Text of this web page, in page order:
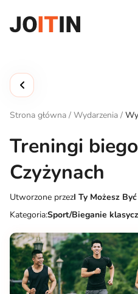
treści
Pobierz
Strona główna / Wydarzenia /
Treningi
Czyżynach
Utworzone przezI Ty Możesz
Kategoria:Sport/Bieganie